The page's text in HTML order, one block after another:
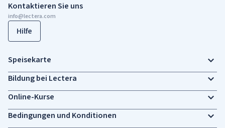
Kontaktieren Sie uns
info@lectera.com
Hilfe
Speisekarte
Bildung bei Lectera
Online-Kurse
Bedingungen und Konditionen